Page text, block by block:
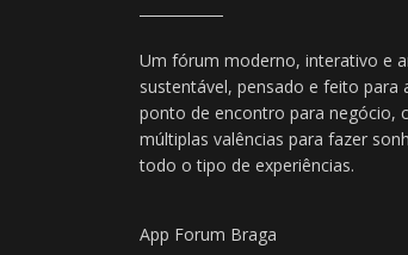
Um fórum moderno, interativo e
sustentável, pensado e feito para
ponto de encontro para negócio,
múltiplas valências para fazer
todo o tipo de experiências.
App Forum Braga